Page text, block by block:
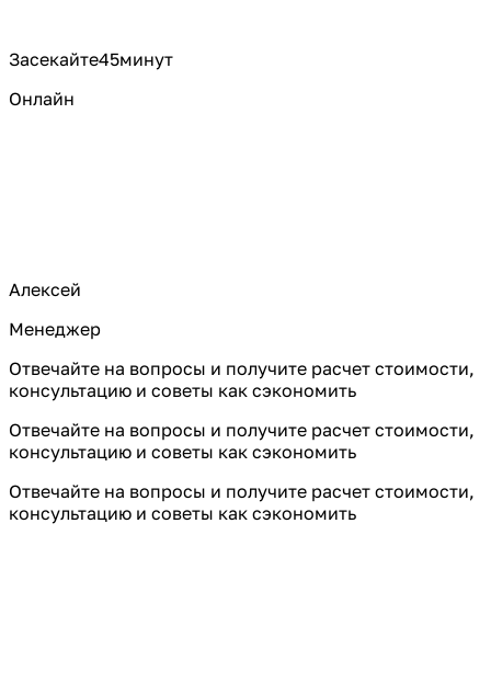
Засекайте45минут
Онлайн
Алексей
Менеджер
Отвечайте на вопросы и получите расчет стоимости,
консультацию и советы как сэкономить
Отвечайте на вопросы и получите расчет стоимости,
консультацию и советы как сэкономить
Отвечайте на вопросы и получите расчет стоимости,
консультацию и советы как сэкономить